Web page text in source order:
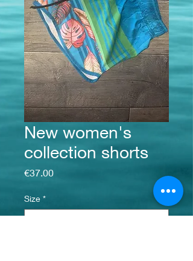
New women's
collection shorts
€37.00Price
Size *